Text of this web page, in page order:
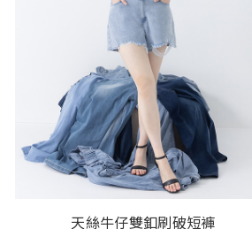
天絲牛仔雙釦刷破短褲